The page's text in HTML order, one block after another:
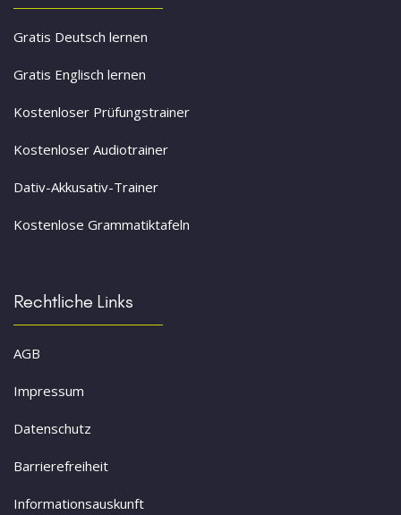
Gratis Deutsch lernen
Gratis Englisch lernen
Kostenloser Prüfungstrainer
Kostenloser Audiotrainer
Dativ-Akkusativ-Trainer
Kostenlose Grammatiktafeln
Rechtliche Links
AGB
Impressum
Datenschutz
Barrierefreiheit
Informationsauskunft